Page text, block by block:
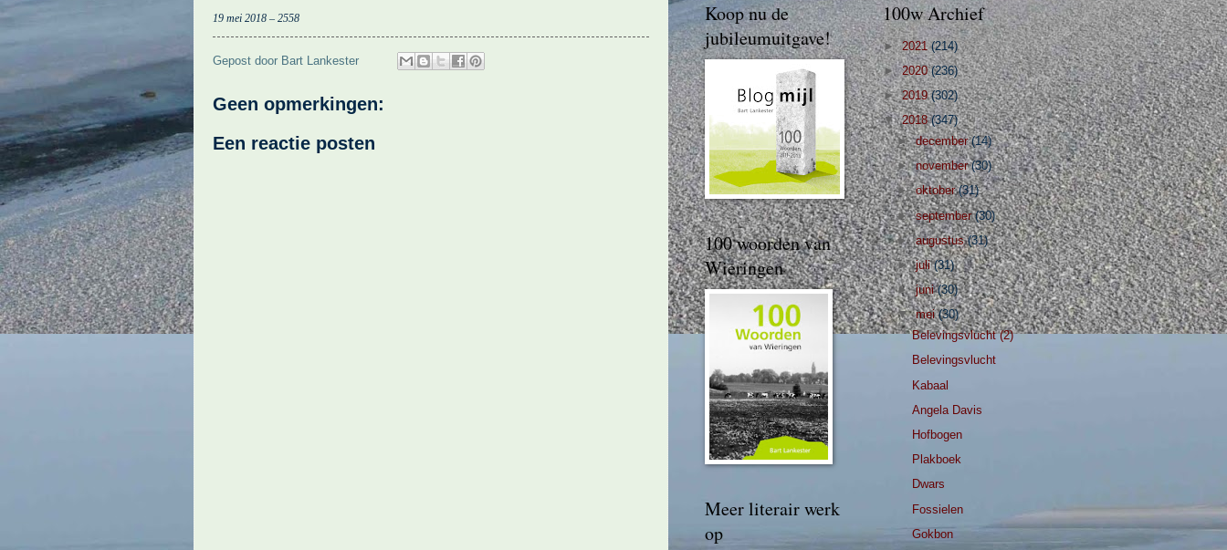
19 mei 2018 – 2558
Gepost door Bart Lankester
Geen opmerkingen:
Een reactie posten
Koop nu de
jubileumuitgave!
100 woorden van
Wieringen
Meer literair werk
op
100w Archief
►2021(214)
►2020(236)
►2019(302)
▼2018(347)
►december(14)
►november(30)
►oktober(31)
►september(30)
►augustus(31)
►juli(31)
►juni(30)
▼mei(30)
Belevingsvlucht (2)
Belevingsvlucht
Kabaal
Angela Davis
Hofbogen
Plakboek
Dwars
Fossielen
Gokbon